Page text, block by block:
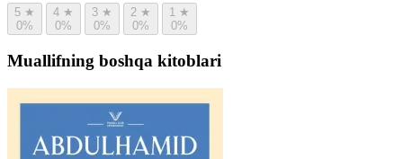
5 ★
0%
4 ★
0%
3 ★
0%
2 ★
0%
1 ★
0%
Muallifning boshqa kitoblari